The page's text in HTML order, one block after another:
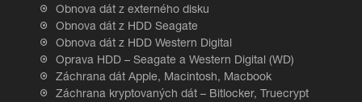
Obnova dát z externého disku
Obnova dát z HDD Seagate
Obnova dát z HDD Western Digital
Oprava HDD – Seagate a Western Digital (WD)
Záchrana dát Apple, Macintosh, Macbook
Záchrana kryptovaných dát – Bitlocker, Truecrypt